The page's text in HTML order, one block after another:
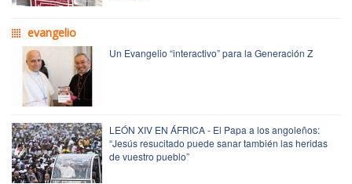
evangelio
Un Evangelio “interactivo” para la Generación Z
LEÓN XIV EN ÁFRICA - El Papa a los angoleños:
“Jesús resucitado puede sanar también las heridas
de vuestro pueblo”